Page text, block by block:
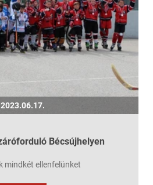
2023.06.17.
Bécsújhelyen
mindkét ellenfelünket